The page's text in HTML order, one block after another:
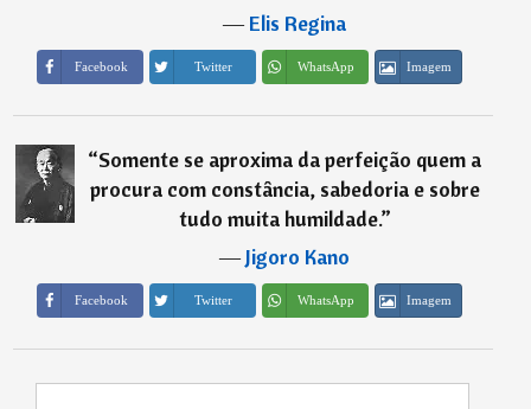
―Elis Regina
Facebook Twitter WhatsApp Imagem
“Somente se aproxima da perfeição quem a
procura com constância, sabedoria e sobre
tudo muita humildade.”
―Jigoro Kano
Facebook Twitter WhatsApp Imagem